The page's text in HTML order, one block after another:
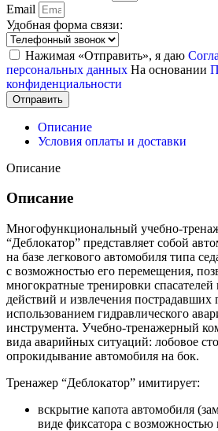
Email
Удобная форма связи:
Нажимая «Отправить», я даю
персональных данных На основании
конфиденциальности
Отправить
Описание
Условия оплаты и доставки
Описание
Описание
Многофункциональный учебно-
“Деблокатор” представляет собой
на базе легкового автомобиля типа
с возможностью его перемещения,
многократные тренировки спасателей
действий и извлечения
использованием гидравлического
инструмента. Учебно-тренажерный
вида аварийных ситуаций: лобовое
опрокидывание автомобиля на бок.
Тренажер “Деблокатор” имитирует:
вскрытие капота автомобиля
виде фиксатора с возможностью